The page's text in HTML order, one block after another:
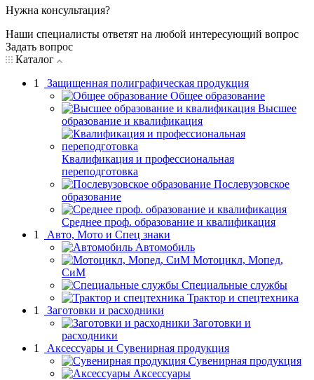
Нужна консультация?
Наши специалисты ответят на любой интересующий вопрос
Задать вопрос
Каталог
1
Защищенная полиграфическая продукция
Общее образование
Высшее
образование и квалификация
Квалификация и профессиональная
переподготовка
Послевузовское
образование
Среднее проф. образование и квалификация
1
Авто, Мото и Спец знаки
Автомобиль
Мотоцикл, Мопед,
СиМ
Специальные службы
Трактор и спецтехника
1
Заготовки и расходники
Заготовки и
расходники
1
Аксессуары и Сувенирная продукция
Сувенирная продукция
Аксессуары